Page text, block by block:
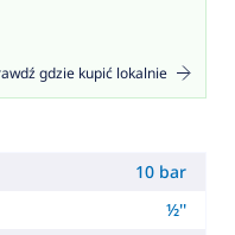
gdzie kupić lokalnie
10 bar
½''